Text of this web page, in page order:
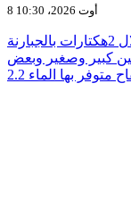
8 أوت 2026، 10:30
أرض للبيع مُشجرة بالزيتون وبعض الغلال 2هكتارات بالجبارنة
بها حوالي 600 زيتونة بين كبير وصغير وبعض